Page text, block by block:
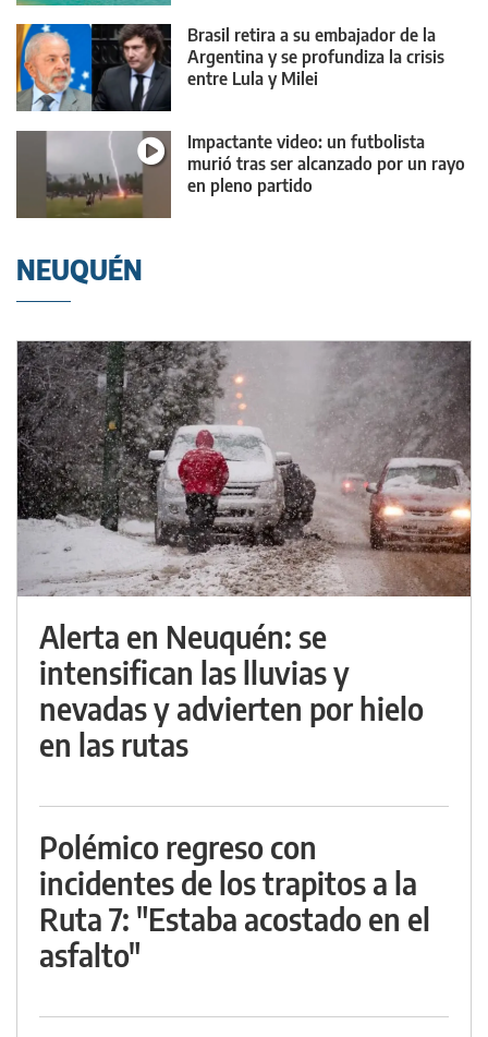
Brasil retira a su embajador de la
Argentina y se profundiza la crisis
entre Lula y Milei
Impactante video: un futbolista
murió tras ser alcanzado por un rayo
en pleno partido
NEUQUÉN
Alerta en Neuquén: se
intensifican las lluvias y
nevadas y advierten por hielo
en las rutas
Polémico regreso con
incidentes de los trapitos a la
Ruta 7: "Estaba acostado en el
asfalto"